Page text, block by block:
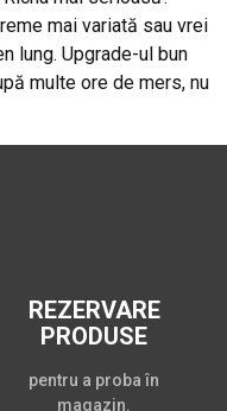
mai variată sau vrei
lung. Upgrade-ul bun
multe ore de mers, nu
REZERVARE
PRODUSE
pentru a proba în
magazin.